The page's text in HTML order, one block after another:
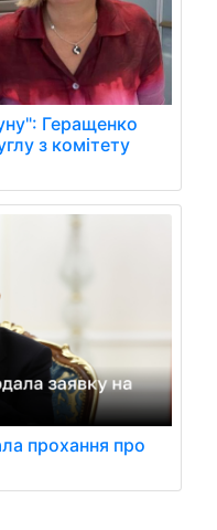
Геращенко
з комітету
прохання про